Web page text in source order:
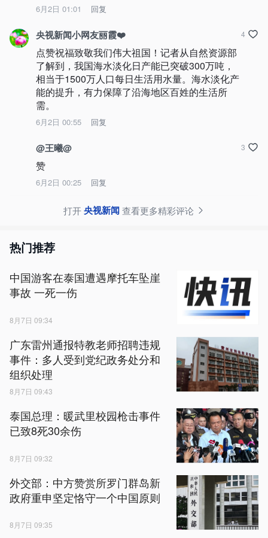
6月2日 01:01 回复
央视新闻小网友丽霞❤️
点赞祝福致敬我们伟大祖国！记者从自然资源部
了解到，我国海水淡化日产能已突破300万吨，
相当于1500万人口每日生活用水量。海水淡化产
能的提升，有力保障了沿海地区百姓的生活所
需。
6月2日 00:55 回复
4
@王曦@
赞
6月2日 00:25 回复
3
打开央视新闻查看更多精彩评论
热门推荐
中国游客在泰国遭遇摩托车坠崖
事故 一死一伤
8月7日 09:34
广东雷州通报特教老师招聘违规
事件：多人受到党纪政务处分和
组织处理
8月7日 09:43
泰国总理：暖武里校园枪击事件
已致8死30余伤
8月7日 09:32
外交部：中方赞赏所罗门群岛新
政府重申坚定恪守一个中国原则
8月7日 09:35